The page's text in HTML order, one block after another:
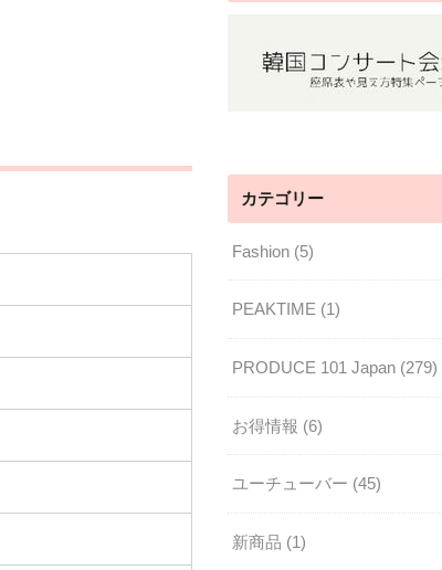
カテゴリー
Fashion (5)
PEAKTIME (1)
PRODUCE 101 Japan (279)
お得情報 (6)
ユーチューバー (45)
新商品 (1)